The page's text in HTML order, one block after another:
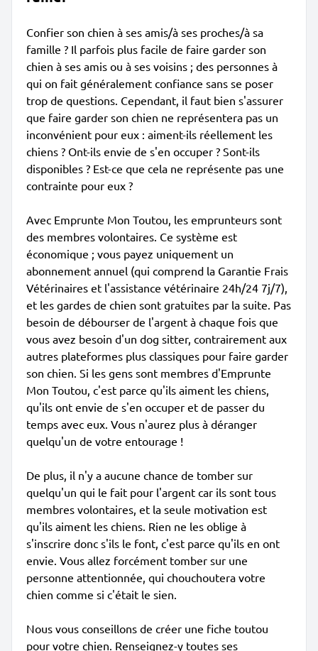
Confier son chien à ses amis/à ses proches/à sa
famille ? Il parfois plus facile de faire garder son
chien à ses amis ou à ses voisins ; des personnes à
qui on fait généralement confiance sans se poser
trop de questions. Cependant, il faut bien s'assurer
que faire garder son chien ne représentera pas un
inconvénient pour eux : aiment-ils réellement les
chiens ? Ont-ils envie de s'en occuper ? Sont-ils
disponibles ? Est-ce que cela ne représente pas une
contrainte pour eux ?
Avec Emprunte Mon Toutou, les emprunteurs sont
des membres volontaires. Ce système est
économique ; vous payez uniquement un
abonnement annuel (qui comprend la Garantie Frais
Vétérinaires et l'assistance vétérinaire 24h/24 7j/7),
et les gardes de chien sont gratuites par la suite. Pas
besoin de débourser de l'argent à chaque fois que
vous avez besoin d'un dog sitter, contrairement aux
autres plateformes plus classiques pour faire garder
son chien. Si les gens sont membres d'Emprunte
Mon Toutou, c'est parce qu'ils aiment les chiens,
qu'ils ont envie de s'en occuper et de passer du
temps avec eux. Vous n'aurez plus à déranger
quelqu'un de votre entourage !
De plus, il n'y a aucune chance de tomber sur
quelqu'un qui le fait pour l'argent car ils sont tous
membres volontaires, et la seule motivation est
qu'ils aiment les chiens. Rien ne les oblige à
s'inscrire donc s'ils le font, c'est parce qu'ils en ont
envie. Vous allez forcément tomber sur une
personne attentionnée, qui chouchoutera votre
chien comme si c'était le sien.
Nous vous conseillons de créer une fiche toutou
pour votre chien. Renseignez-y toutes ses